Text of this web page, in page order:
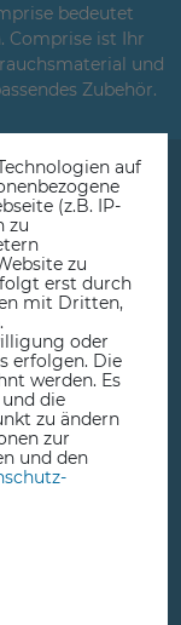
bedeutet
Comprise ist Ihr
und
Zubehör.
auf
(z.B. IP-
zu
zu
erst durch
mit Dritten,
oder
erfolgen. Die
werden. Es
die
zu ändern
zur
und den